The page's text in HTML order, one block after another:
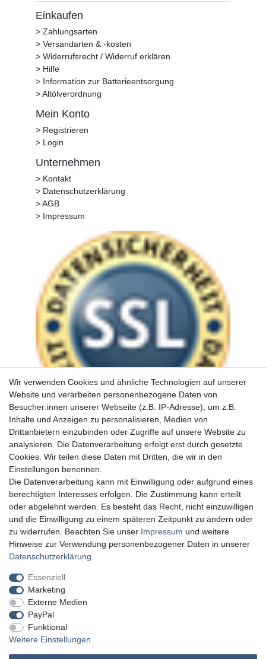
Einkaufen
> Zahlungsarten
> Versandarten & -kosten
> Widerrufsrecht / Widerruf erklären
> Hilfe
> Information zur Batterieentsorgung
> Altölverordnung
Mein Konto
> Registrieren
> Login
Unternehmen
> Kontakt
> Datenschutzerklärung
> AGB
> Impressum
Wir verwenden Cookies und ähnliche Technologien auf unserer
Website und verarbeiten personenbezogene Daten von
Besucher:innen unserer Webseite (z.B. IP-Adresse), um z.B.
Inhalte und Anzeigen zu personalisieren, Medien von
Drittanbietern einzubinden oder Zugriffe auf unsere Website zu
analysieren. Die Datenverarbeitung erfolgt erst durch gesetzte
Cookies. Wir teilen diese Daten mit Dritten, die wir in den
Einstellungen benennen.
Die Datenverarbeitung kann mit Einwilligung oder aufgrund eines
berechtigten Interesses erfolgen. Die Zustimmung kann erteilt
oder abgelehnt werden. Es besteht das Recht, nicht einzuwilligen
und die Einwilligung zu einem späteren Zeitpunkt zu ändern oder
zu widerrufen. Beachten Sie unser Impressum und weitere
Hinweise zur Verwendung personenbezogener Daten in unserer
Daten­schutz­erklärung
Essenziell
Marketing
Externe Medien
PayPal
Funktional
Weitere Einstellungen